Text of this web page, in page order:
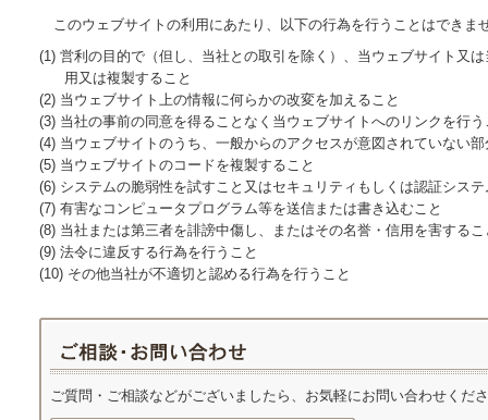
このウェブサイトの利用にあたり、以下の行為を行うことはできま
(1) 営利の目的で（但し、当社との取引を除く）、当ウェブサイト又
用又は複製すること
(2) 当ウェブサイト上の情報に何らかの改変を加えること
(3) 当社の事前の同意を得ることなく当ウェブサイトへのリンクを行う
(4) 当ウェブサイトのうち、一般からのアクセスが意図されていない
(5) 当ウェブサイトのコードを複製すること
(6) システムの脆弱性を試すこと又はセキュリティもしくは認証シス
(7) 有害なコンピュータプログラム等を送信または書き込むこと
(8) 当社または第三者を誹謗中傷し、またはその名誉・信用を害するこ
(9) 法令に違反する行為を行うこと
(10) その他当社が不適切と認める行為を行うこと
ご質問・ご相談などがございましたら、お気軽にお問い合わせくだ